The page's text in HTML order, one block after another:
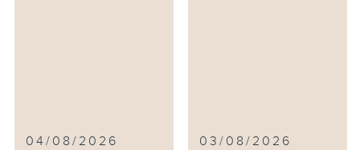
04/08/2026 03/08/2026